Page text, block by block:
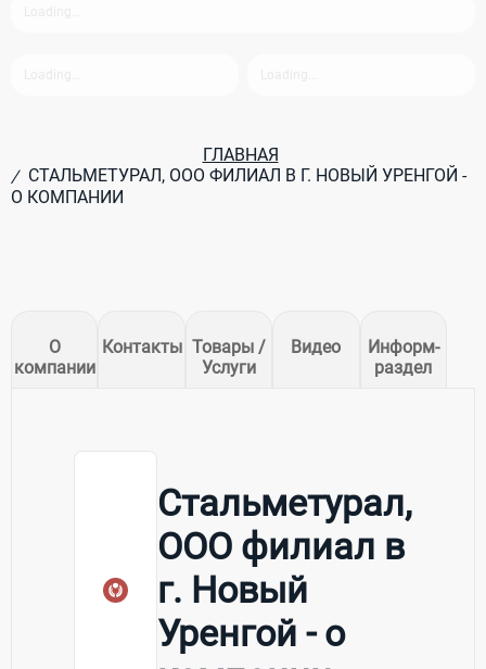
ГЛАВНАЯ
/ СТАЛЬМЕТУРАЛ, ООО ФИЛИАЛ В Г. НОВЫЙ УРЕНГОЙ -
О КОМПАНИИ
О
компании
Контакты Товары /
Услуги
Видео
Информ-
раздел
Стальметурал,
ООО филиал в
г. Новый
Уренгой - о